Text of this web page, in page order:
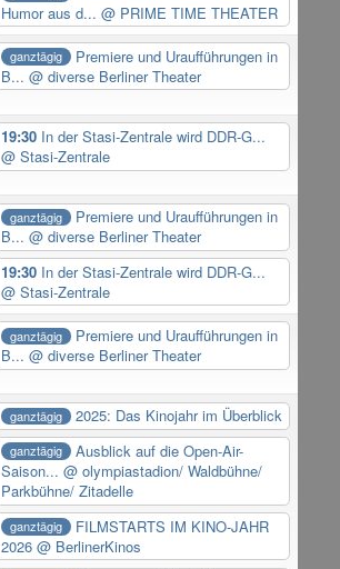
Humor aus d...@ PRIME TIME THEATER
ganztägig
Premiere und Uraufführungen in
B...@ diverse Berliner Theater
19:30 In der Stasi-Zentrale wird DDR-G...
@ Stasi-Zentrale
ganztägig
Premiere und Uraufführungen in
B...@ diverse Berliner Theater
19:30 In der Stasi-Zentrale wird DDR-G...
@ Stasi-Zentrale
ganztägig
Premiere und Uraufführungen in
B...@ diverse Berliner Theater
ganztägig 2025: Das Kinojahr im Überblick
ganztägig
Ausblick auf die Open-Air-
Saison...@ olympiastadion/ Waldbühne/
Parkbühne/ Zitadelle
ganztägig
FILMSTARTS IM KINO-JAHR
2026@ BerlinerKinos